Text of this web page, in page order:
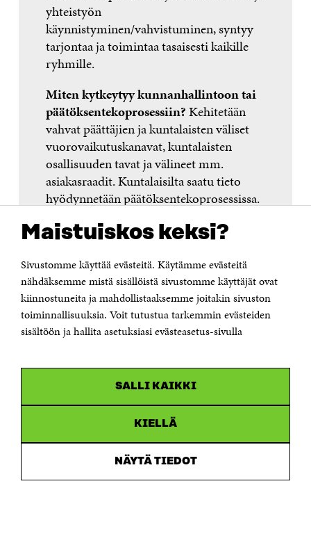
Maistuiskos keksi?
Sivustomme käyttää evästeitä. Käytämme evästeitä
nähdäksemme mistä sisällöistä sivustomme käyttäjät ovat
kiinnostuneita ja mahdollistaaksemme joitakin sivuston
toiminnallisuuksia. Voit tutustua tarkemmin evästeiden
sisältöön ja hallita asetuksiasi evästeasetus-sivulla
SALLI KAIKKI
KIELLÄ
NÄYTÄ TIEDOT
yhteistyön
käynnistyminen/vahvistuminen, syntyy
tarjontaa ja toimintaa tasaisesti kaikille
ryhmille.
Miten kytkeytyy kunnanhallintoon tai
päätöksentekoprosessiin?Kehitetään
vahvat päättäjien ja kuntalaisten väliset
vuorovaikutuskanavat, kuntalaisten
osallisuuden tavat ja välineet mm.
asiakasraadit. Kuntalaisilta saatu tieto
hyödynnetään päätöksentekoprosessissa.
Kohderyhmä:Kaikki kuntalaiset.
Huomioidaan erityisesti huonosti
osallistuvat/osallistumattomat,
syrjäytymisvaarassa olevat kaikissa
ikäryhmissä, maaseutu, haja-
asutusalueen ja syrjäseutujen asukkaat.
jaana.hamalainen@lapinlahti.fi
Draamallinen kansalaisraati/Kuhmo
Kaupungin tai maakunnan
konkretisoiminen draamallisen esityksen
avulla. Esityksen jälkeen pidetään